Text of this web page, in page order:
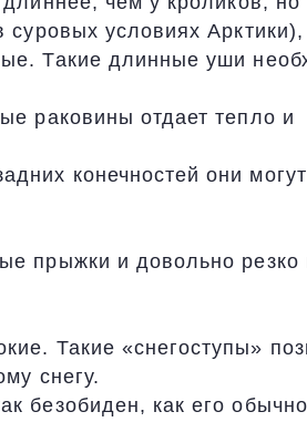
условиях
Такие длинные уши
раковины отдает тепло и
конечностей они
прыжки и довольно
Такие «снегоступы»
снегу.
безобиден, как его